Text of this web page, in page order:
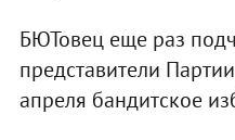
БЮТовец еще раз
представители
апреля бандитское